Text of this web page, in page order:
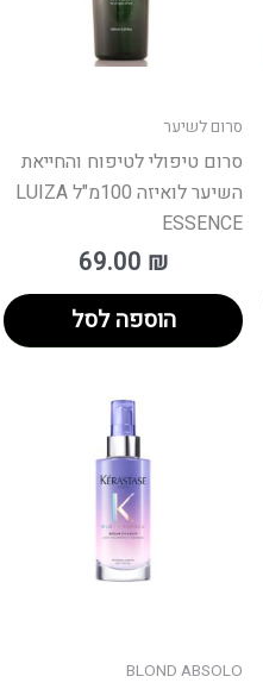
סרום לשיער
סרום טיפולי לטיפוח והחייאת
השיער לואיזה 100מ"ל LUIZA
ESSENCE
69.00 ₪
הוספה לסל
BLOND ABSOLO